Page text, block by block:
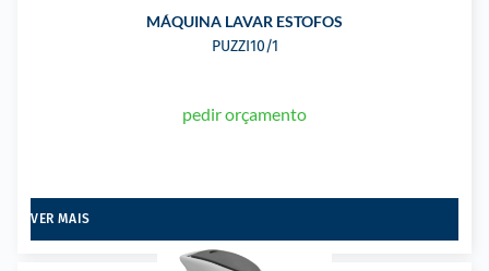
MÁQUINA LAVAR ESTOFOS
PUZZI10/1
pedir orçamento
VER MAIS